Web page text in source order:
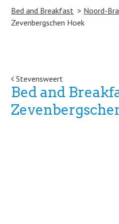
Bed and Breakfast
Noord-
Zevenbergschen Hoek
Post navigation
Stevensweert
Bed and